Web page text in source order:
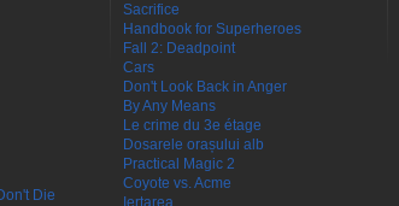
Die
Sacrifice
Handbook for Superheroes
Fall 2: Deadpoint
Cars
Don't Look Back in Anger
By Any Means
Le crime du 3e étage
Dosarele orașului alb
Practical Magic 2
Coyote vs. Acme
Iertarea